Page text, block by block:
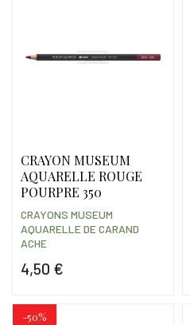
CRAYON MUSEUM
AQUARELLE ROUGE
POURPRE 350
4,50 €
CRAYONS MUSEUM
AQUARELLE DE CARAND
ACHE
-50%